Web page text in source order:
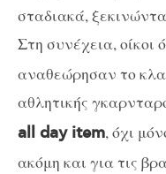
σταδιακά,
Στη συνέχεια, οίκοι
αναθεώρησαν το
αθλητικής
all day item, όχι
ακόμη και για τις